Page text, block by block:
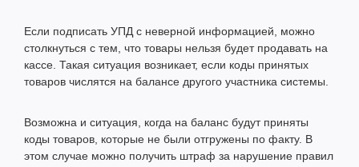
Если подписать УПД с неверной информацией, можно
столкнуться с тем, что товары нельзя будет продавать на
кассе. Такая ситуация возникает, если коды принятых
товаров числятся на балансе другого участника системы.
Возможна и ситуация, когда на баланс будут приняты
коды товаров, которые не были отгружены по факту. В
этом случае можно получить штраф за нарушение правил